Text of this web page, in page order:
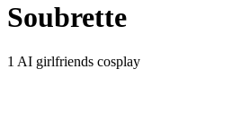
Soubrette
1 AI girlfriends cosplay